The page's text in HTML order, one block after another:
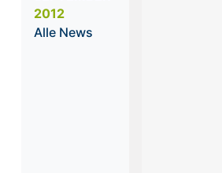
2012
Alle News